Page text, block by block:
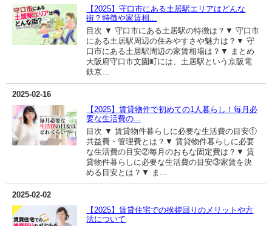
【2025】守口市にある土居駅エリアはどんな
街？特徴や家賃相...
目次 ▼ 守口市にある土居駅の特徴は？▼ 守口市
にある土居駅周辺の住みやすさや魅力は？▼ 守
口市にある土居駅周辺の家賃相場は？▼ まとめ
大阪府守口市文園町には、土居駅という京阪電
鉄京...
2025-02-16
【2025】賃貸物件で初めての1人暮らし！毎月必
要な生活費の...
目次 ▼ 賃貸物件暮らしに必要な生活費の目安①
共益費・管理費とは？▼ 賃貸物件暮らしに必要
な生活費の目安②毎月のおもな固定費は？▼ 賃
貸物件暮らしに必要な生活費の目安③家賃を決
める目安とは？▼ ま...
2025-02-02
【2025】賃貸住宅での挨拶回りのメリットや方
法について